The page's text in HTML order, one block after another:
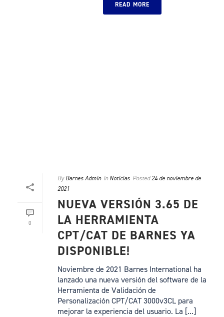
READ MORE
0
By Barnes Admin In Noticias Posted24 de noviembre de
2021
NUEVA VERSIÓN 3.65 DE
LA HERRAMIENTA
CPT/CAT DE BARNES YA
DISPONIBLE!
Noviembre de 2021 Barnes International ha
lanzado una nueva versión del software de la
Herramienta de Validación de
Personalización CPT/CAT 3000v3CL para
mejorar la experiencia del usuario. La [...]